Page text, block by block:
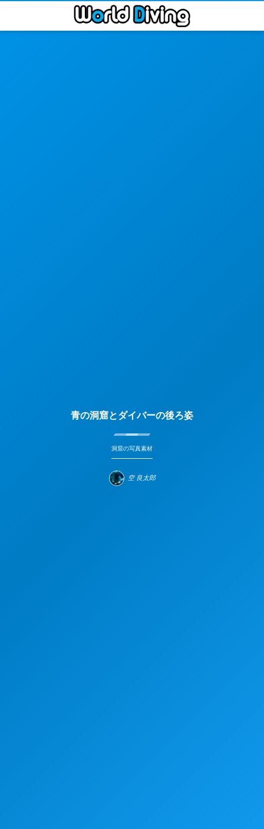
青の洞窟とダイバーの後ろ姿
洞窟の写真素材
空 良太郎